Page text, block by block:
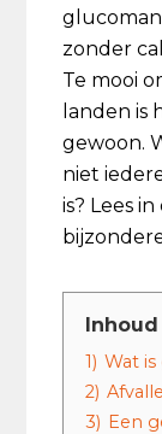
zonder
Te mooi
landen is
gewoon.
niet
is? Lees
Inhoud
1) Wat
2)
3) Een